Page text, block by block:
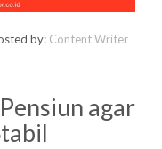
by: Content Writer
agar